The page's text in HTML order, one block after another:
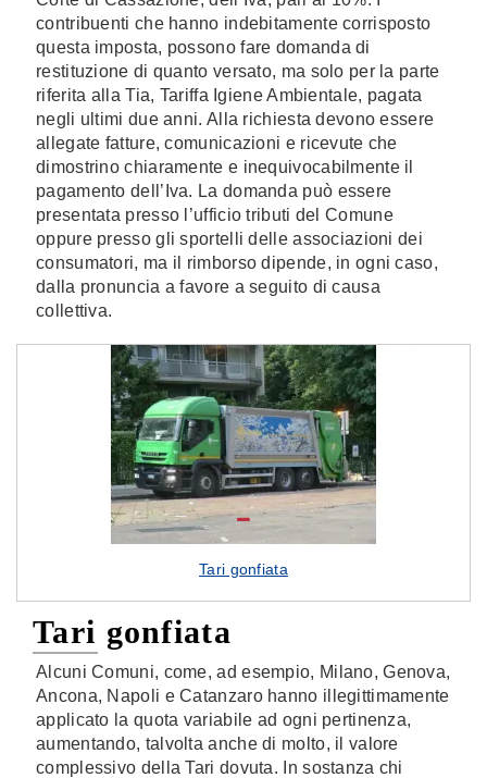
contribuenti che hanno indebitamente corrisposto
questa imposta, possono fare domanda di
restituzione di quanto versato, ma solo per la parte
riferita alla Tia, Tariffa Igiene Ambientale, pagata
negli ultimi due anni. Alla richiesta devono essere
allegate fatture, comunicazioni e ricevute che
dimostrino chiaramente e inequivocabilmente il
pagamento dell’Iva. La domanda può essere
presentata presso l’ufficio tributi del Comune
oppure presso gli sportelli delle associazioni dei
consumatori, ma il rimborso dipende, in ogni caso,
dalla pronuncia a favore a seguito di causa
collettiva.
Tari gonfiata
Tari gonfiata
Alcuni Comuni, come, ad esempio, Milano, Genova,
Ancona, Napoli e Catanzaro hanno illegittimamente
applicato la quota variabile ad ogni pertinenza,
aumentando, talvolta anche di molto, il valore
complessivo della Tari dovuta. In sostanza chi